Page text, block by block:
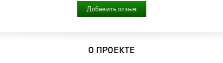
Добавить отзыв
О ПРОЕКТЕ